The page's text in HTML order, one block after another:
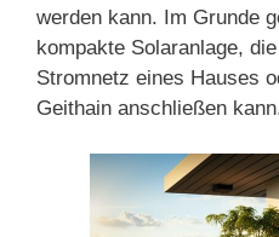
werden kann. Im Grunde
kompakte Solaranlage,
Stromnetz eines Hauses
Geithain anschließen